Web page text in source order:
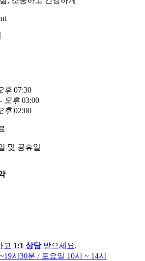
후07:30
오후03:00
후02:00
및 공휴일
고 1:1 상담받으세요.
시30분 / 토요일 10시 ~ 14시